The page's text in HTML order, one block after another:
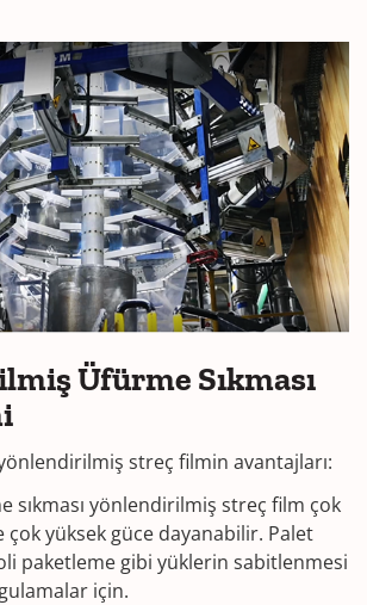
Üfürme Sıkması
streç filmin avantajları:
sıkması yönlendirilmiş streç film çok
çok yüksek güce dayanabilir. Palet
paketleme gibi yüklerin sabitlenmesi
için.